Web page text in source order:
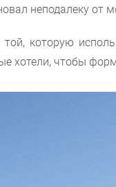
неподалеку от
которую
хотели, чтобы